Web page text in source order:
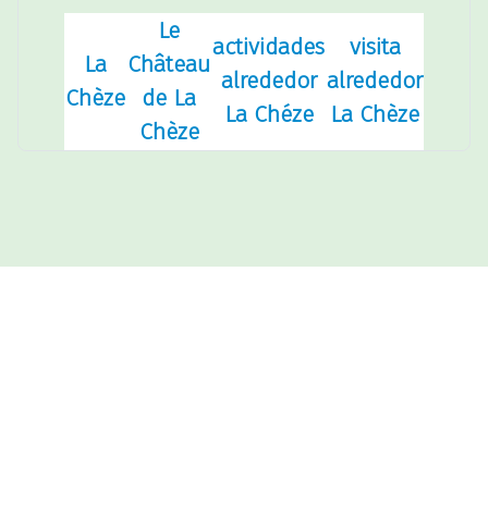
La
Chèze
Le
Château
de La
Chèze
actividades
alrededor
La Chéze
visita
alrededor
La Chèze